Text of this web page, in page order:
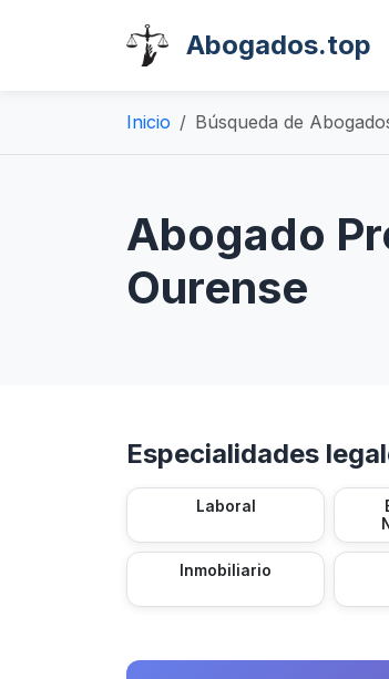
Abogados.top
Inicio Búsqueda de
Abogado
Ourense
Especialidades
Laboral
Inmobiliario